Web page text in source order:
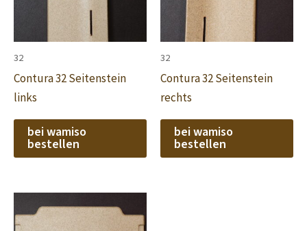
32
Contura 32 Seitenstein
links
bei wamiso
bestellen
32
Contura 32 Seitenstein
rechts
bei wamiso
bestellen